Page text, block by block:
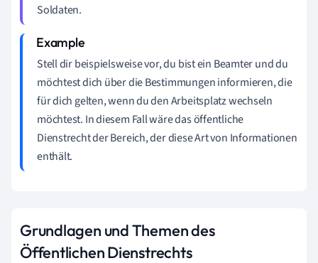
Soldaten.
Stell dir beispielsweise vor, du bist ein Beamter und du
möchtest dich über die Bestimmungen informieren, die
für dich gelten, wenn du den Arbeitsplatz wechseln
möchtest. In diesem Fall wäre das öffentliche
Dienstrecht der Bereich, der diese Art von Informationen
enthält.
Grundlagen und Themen des
Öffentlichen Dienstrechts